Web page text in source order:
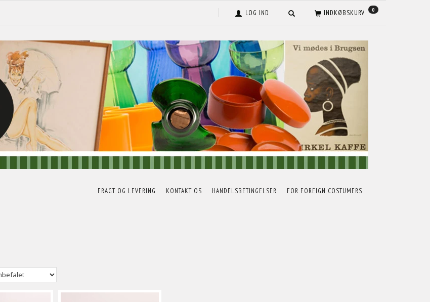
LOG IND INDKØBSKURV 0
FRAGT OG LEVERING KONTAKT OS HANDELSBETINGELSER FOR FOREIGN COSTUMERS